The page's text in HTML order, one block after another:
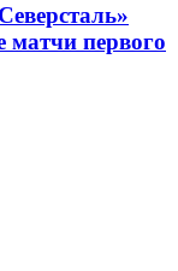
матчи первого